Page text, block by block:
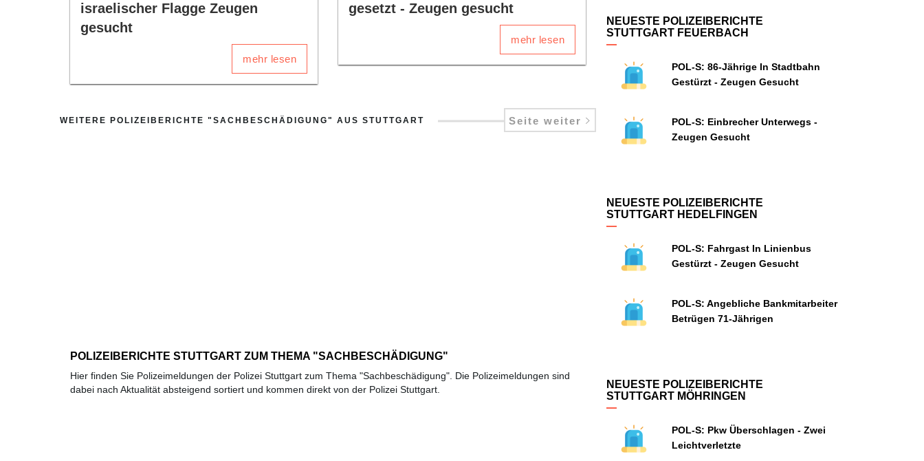
israelischer Flagge Zeugen
gesucht
mehr lesen
gesetzt - Zeugen gesucht
mehr lesen
WEITERE POLIZEIBERICHTE "SACHBESCHÄDIGUNG" AUS STUTTGART Seite weiter
POLIZEIBERICHTE STUTTGART ZUM THEMA "SACHBESCHÄDIGUNG"
Hier finden Sie Polizeimeldungen der Polizei Stuttgart zum Thema "Sachbeschädigung". Die Polizeimeldungen sind
dabei nach Aktualität absteigend sortiert und kommen direkt von der Polizei Stuttgart.
NEUESTE POLIZEIBERICHTE
STUTTGART FEUERBACH
POL-S: 86-Jährige In Stadtbahn
Gestürzt - Zeugen Gesucht
POL-S: Einbrecher Unterwegs -
Zeugen Gesucht
NEUESTE POLIZEIBERICHTE
STUTTGART HEDELFINGEN
POL-S: Fahrgast In Linienbus
Gestürzt - Zeugen Gesucht
POL-S: Angebliche Bankmitarbeiter
Betrügen 71-Jährigen
NEUESTE POLIZEIBERICHTE
STUTTGART MÖHRINGEN
POL-S: Pkw Überschlagen - Zwei
Leichtverletzte